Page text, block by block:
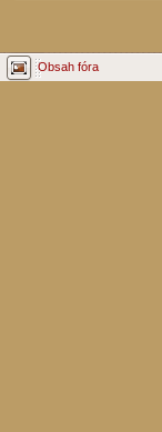
Obsah fóra